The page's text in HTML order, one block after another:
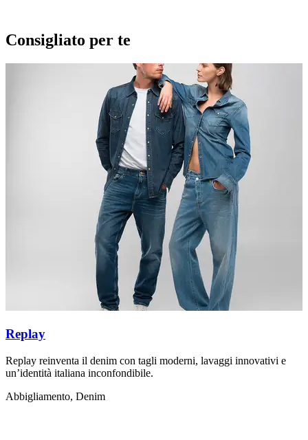
Consigliato per te
Replay
Replay reinventa il denim con tagli moderni, lavaggi innovativi e
un’identità italiana inconfondibile.
Abbigliamento, Denim